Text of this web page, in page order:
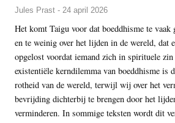
Jules Prast - 24 april 2026
Het komt Taigu voor dat boeddhisme te vaak
en te weinig over het lijden in de wereld, dat
opgelost voordat iemand zich in spirituele
existentiële kerndilemma van boeddhisme is
rotheid van de wereld, terwijl wij over het
bevrijding dichterbij te brengen door het
verminderen. In sommige teksten wordt dit